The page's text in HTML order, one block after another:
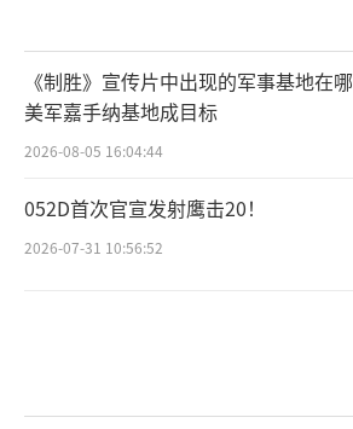
《制胜》宣传片中出现的军事基地在哪
美军嘉手纳基地成目标
2026-08-05 16:04:44
052D首次官宣发射鹰击20！
2026-07-31 10:56:52